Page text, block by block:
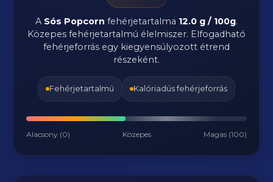
A Sós Popcorn fehérjetartalma 12.0 g / 100g.
Közepes fehérjetartalmú élelmiszer. Elfogadható
fehérjeforrás egy kiegyensúlyozott étrend
részeként.
Fehérjetartalmú Kalóriadús fehérjeforrás
Alacsony (0) Közepes Magas (100)